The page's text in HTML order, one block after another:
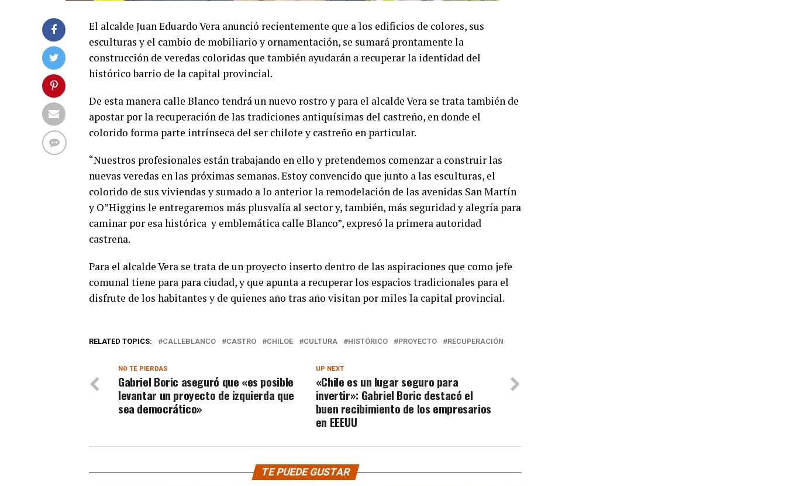
El alcalde Juan Eduardo Vera anunció recientemente que a los edificios de colores, sus
esculturas y el cambio de mobiliario y ornamentación, se sumará prontamente la
construcción de veredas coloridas que también ayudarán a recuperar la identidad del
histórico barrio de la capital provincial.
De esta manera calle Blanco tendrá un nuevo rostro y para el alcalde Vera se trata también de
apostar por la recuperación de las tradiciones antiquísimas del castreño, en donde el
colorido forma parte intrínseca del ser chilote y castreño en particular.
“Nuestros profesionales están trabajando en ello y pretendemos comenzar a construir las
nuevas veredas en las próximas semanas. Estoy convencido que junto a las esculturas, el
colorido de sus viviendas y sumado a lo anterior la remodelación de las avenidas San Martín
y O”Higgins le entregaremos más plusvalía al sector y, también, más seguridad y alegría para
caminar por esa histórica y emblemática calle Blanco”, expresó la primera autoridad
castreña.
Para el alcalde Vera se trata de un proyecto inserto dentro de las aspiraciones que como jefe
comunal tiene para para ciudad, y que apunta a recuperar los espacios tradicionales para el
disfrute de los habitantes y de quienes año tras año visitan por miles la capital provincial.
RELATED TOPICS: CALLEBLANCO CASTRO CHILOE CULTURA HISTÓRICO PROYECTO RECUPERACIÓN
UP NEXT
«Chile es un lugar seguro para
invertir»: Gabriel Boric destacó el
buen recibimiento de los empresarios
en EEEUU
NO TE PIERDAS
Gabriel Boric aseguró que «es posible
levantar un proyecto de izquierda que
sea democrático»
TE PUEDE GUSTAR